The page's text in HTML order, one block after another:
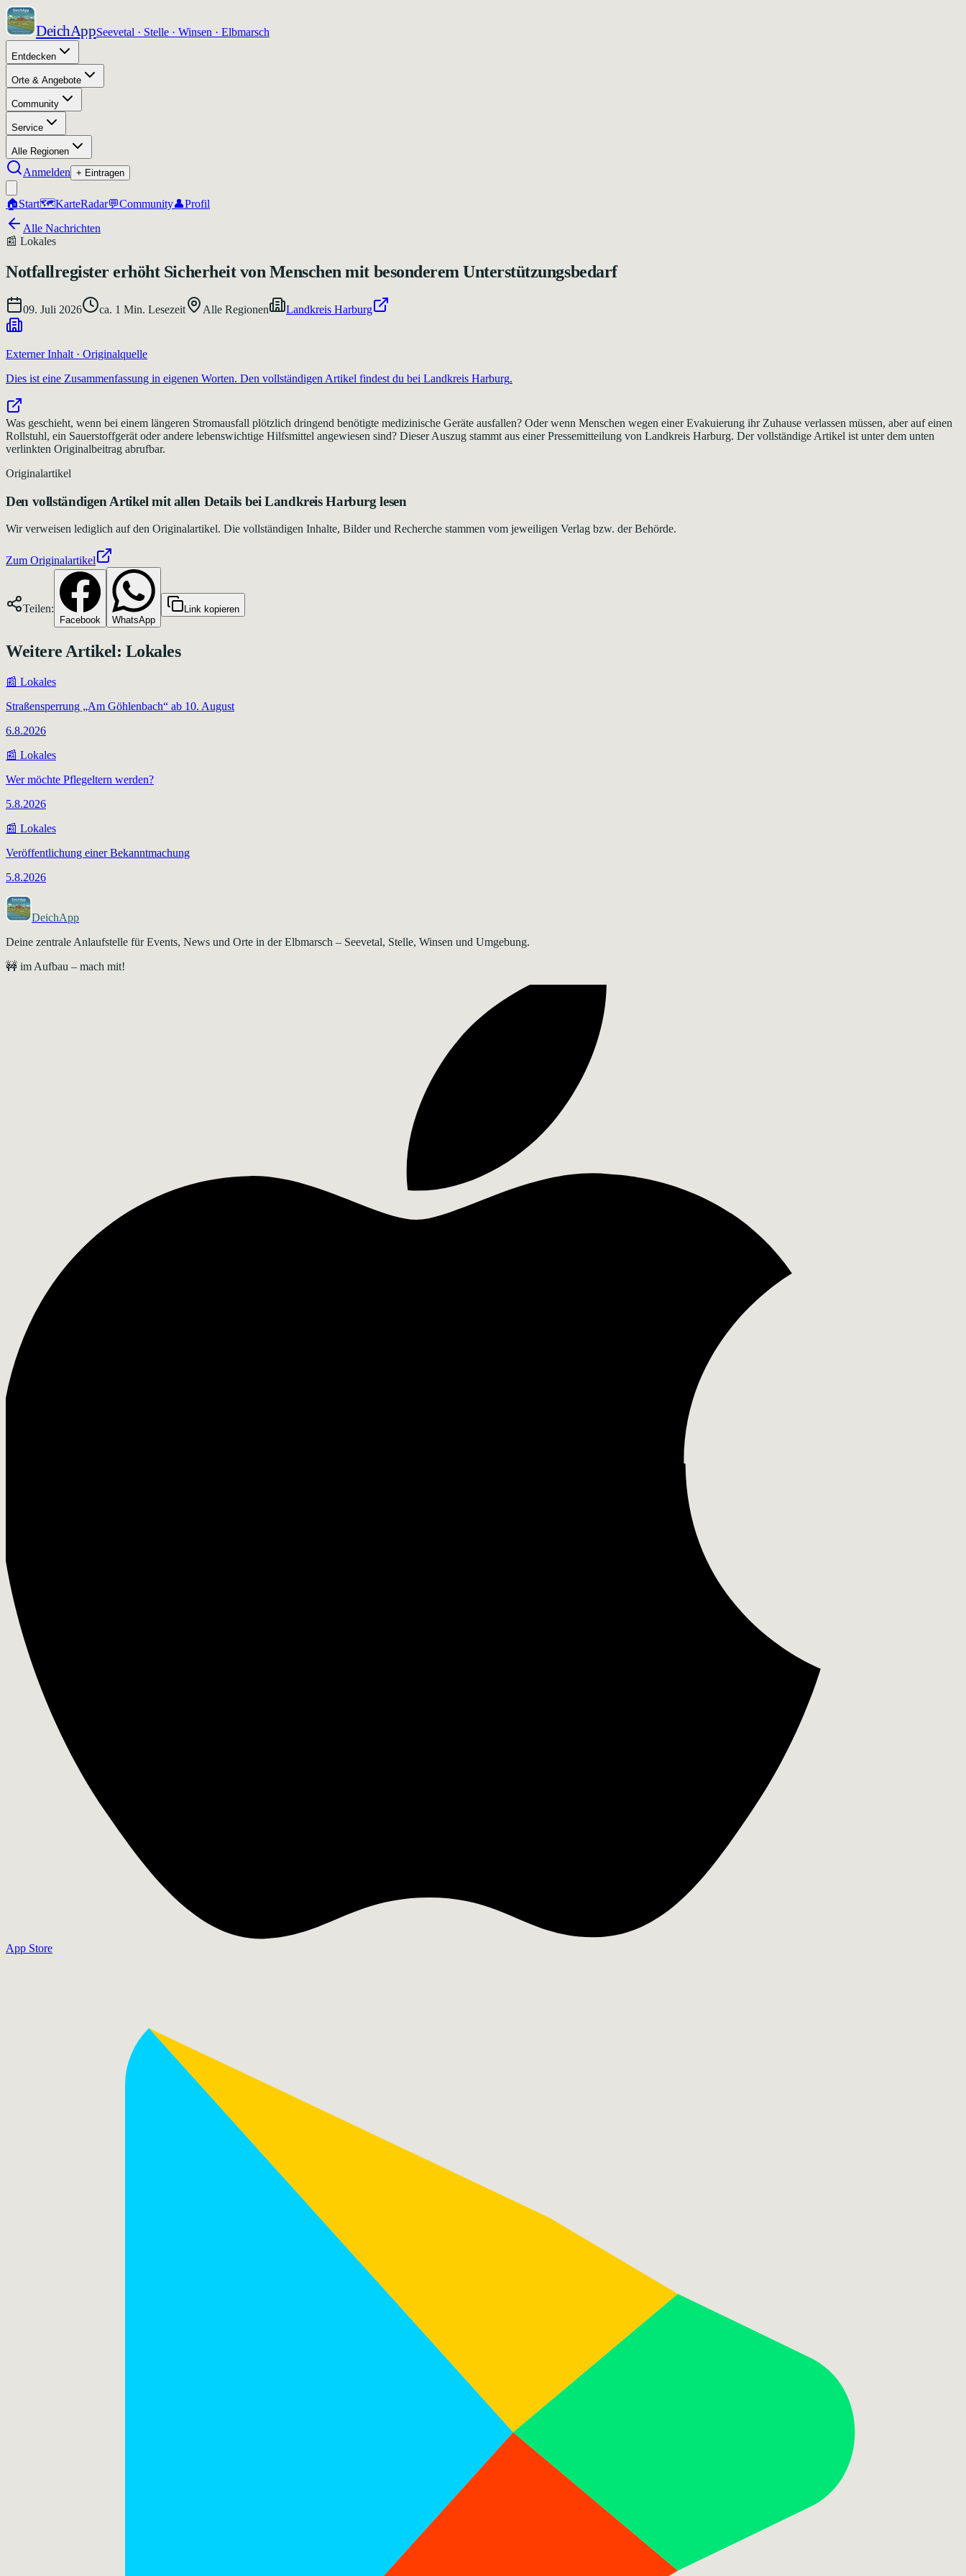
DeichAppSeevetal · Stelle · Winsen · Elbmarsch
Entdecken
Orte & Angebote
Community
Service
Alle Regionen
Anmelden + Eintragen
🏠Start🗺️KarteRadar💬Community👤Profil
Alle Nachrichten
📰 Lokales
Notfallregister erhöht Sicherheit von Menschen mit besonderem Unterstützungsbedarf
09. Juli 2026 ca. 1 Min. Lesezeit Alle Regionen Landkreis Harburg
Externer Inhalt · Originalquelle
Dies ist eine Zusammenfassung in eigenen Worten. Den vollständigen Artikel findest du bei Landkreis Harburg.
Was geschieht, wenn bei einem längeren Stromausfall plötzlich dringend benötigte medizinische Geräte ausfallen? Oder wenn Menschen wegen einer Evakuierung ihr Zuhause verlassen müssen, aber auf einen
Rollstuhl, ein Sauerstoffgerät oder andere lebenswichtige Hilfsmittel angewiesen sind? Dieser Auszug stammt aus einer Pressemitteilung von Landkreis Harburg. Der vollständige Artikel ist unter dem unten
verlinkten Originalbeitrag abrufbar.
Originalartikel
Den vollständigen Artikel mit allen Details beiLandkreis Harburg lesen
Wir verweisen lediglich auf den Originalartikel. Die vollständigen Inhalte, Bilder und Recherche stammen vom jeweiligen Verlag bzw. der Behörde.
Zum Originalartikel
Teilen:
Facebook WhatsApp
Link kopieren
Weitere Artikel: Lokales
📰 Lokales
Straßensperrung „Am Göhlenbach“ ab 10. August
6.8.2026
📰 Lokales
Wer möchte Pflegeltern werden?
5.8.2026
📰 Lokales
Veröffentlichung einer Bekanntmachung
5.8.2026
DeichApp
Deine zentrale Anlaufstelle für Events, News und Orte in der Elbmarsch – Seevetal, Stelle, Winsen und Umgebung.
🚧 im Aufbau – mach mit!
App Store